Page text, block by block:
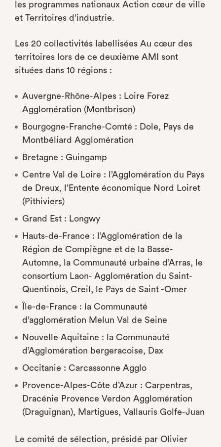
les programmes nationaux Action cœur de ville
et Territoires d’industrie.
Les 20 collectivités labellisées Au cœur des
territoires lors de ce deuxième AMI sont
situées dans 10 régions :
Auvergne-Rhône-Alpes : Loire Forez
Agglomération (Montbrison)
Bourgogne-Franche-Comté : Dole, Pays de
Montbéliard Agglomération
Bretagne : Guingamp
Centre Val de Loire : l’Agglomération du Pays
de Dreux, l’Entente économique Nord Loiret
(Pithiviers)
Grand Est : Longwy
Hauts-de-France : l’Agglomération de la
Région de Compiègne et de la Basse-
Automne, la Communauté urbaine d’Arras, le
consortium Laon- Agglomération du Saint-
Quentinois, Creil, le Pays de Saint -Omer
Île-de-France : la Communauté
d’agglomération Melun Val de Seine
Nouvelle Aquitaine : la Communauté
d’Agglomération bergeracoise, Dax
Occitanie : Carcassonne Agglo
Provence-Alpes-Côte d’Azur : Carpentras,
Dracénie Provence Verdon Agglomération
(Draguignan), Martigues, Vallauris Golfe-Juan
Le comité de sélection, présidé par Olivier